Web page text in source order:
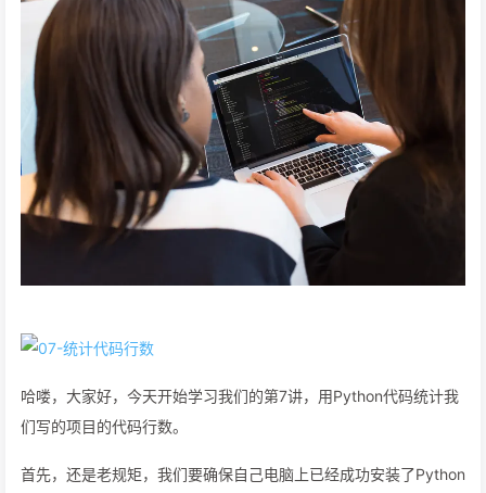
哈喽，大家好，今天开始学习我们的第7讲，用Python代码统计我
们写的项目的代码行数。
首先，还是老规矩，我们要确保自己电脑上已经成功安装了Python